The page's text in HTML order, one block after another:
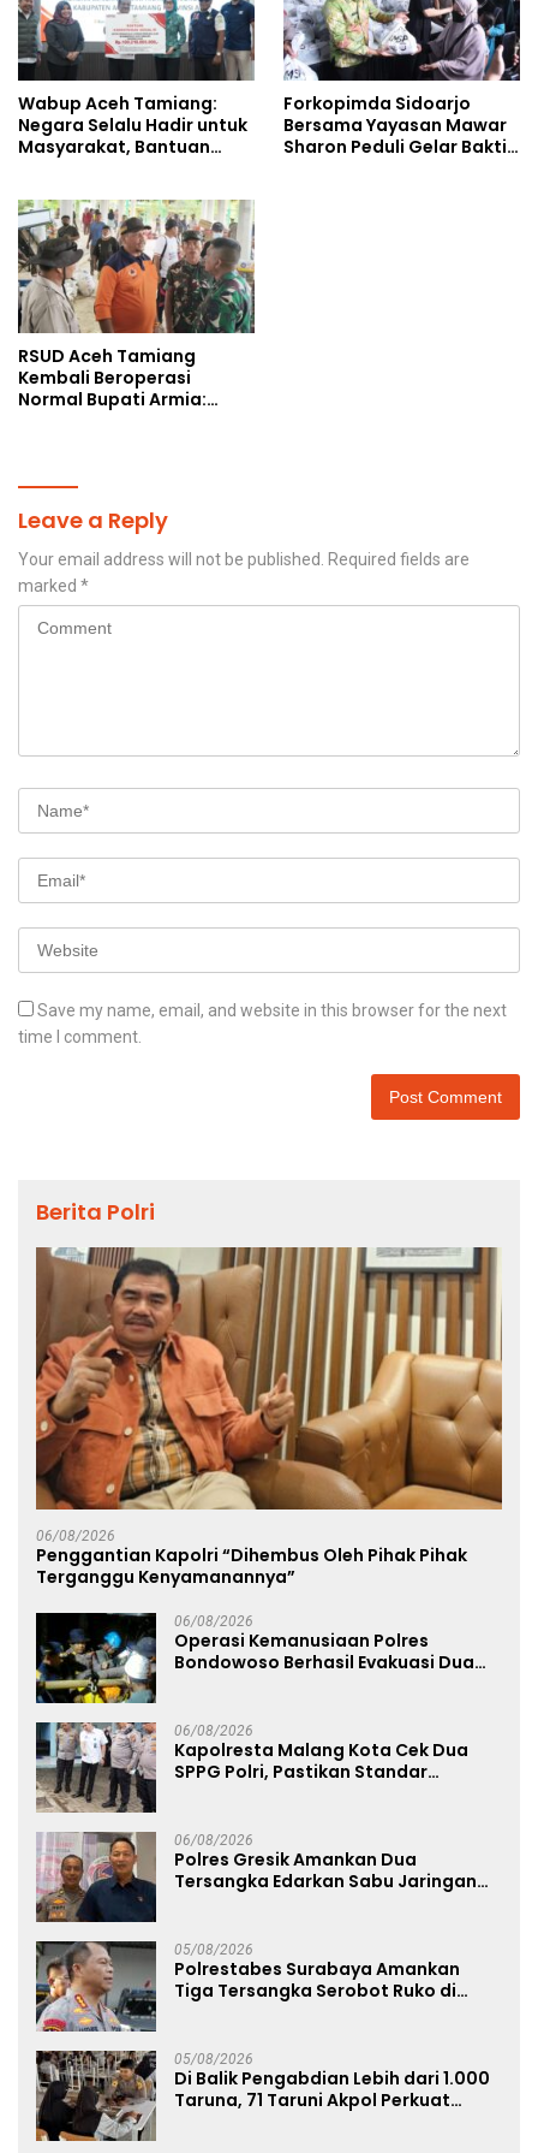
Wabup Aceh Tamiang:
Negara Selalu Hadir untuk
Masyarakat, Bantuan
Forkopimda Sidoarjo
Bersama Yayasan Mawar
Sharon Peduli Gelar Bakti
RSUD Aceh Tamiang
Kembali Beroperasi
Normal Bupati Armia:
Leave a Reply
Your email address will not be published.
Required fields are
marked *
Save my name, email, and website in this browser for the next
time I comment.
Berita Polri
06/08/2026
Penggantian Kapolri “Dihembus Oleh Pihak Pihak
Terganggu Kenyamanannya”
06/08/2026
Operasi Kemanusiaan Polres
Bondowoso Berhasil Evakuasi Dua
06/08/2026
Kapolresta Malang Kota Cek Dua
SPPG Polri, Pastikan Standar
06/08/2026
Polres Gresik Amankan Dua
Tersangka Edarkan Sabu Jaringan
05/08/2026
Polrestabes Surabaya Amankan
Tiga Tersangka Serobot Ruko di
05/08/2026
Di Balik Pengabdian Lebih dari 1.000
Taruna, 71 Taruni Akpol Perkuat